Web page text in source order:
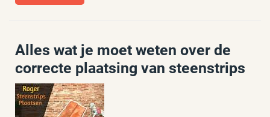
More
Alles wat je moet weten over de
correcte plaatsing van steenstrips